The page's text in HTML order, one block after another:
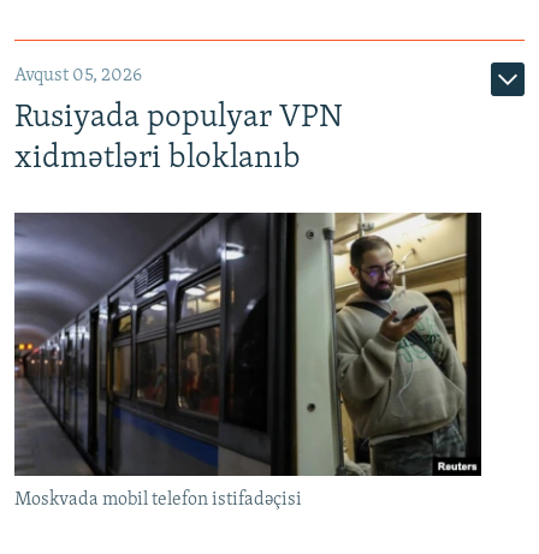
Avqust 05, 2026
Rusiyada populyar VPN
xidmətləri bloklanıb
Moskvada mobil telefon istifadəçisi